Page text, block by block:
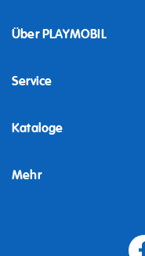
Über PLAYMOBIL
Service
Kataloge
Mehr